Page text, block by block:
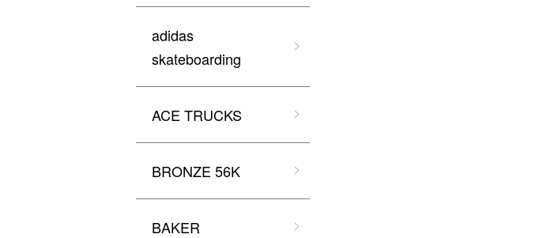
adidas
skateboarding
ACE TRUCKS
BRONZE 56K
BAKER